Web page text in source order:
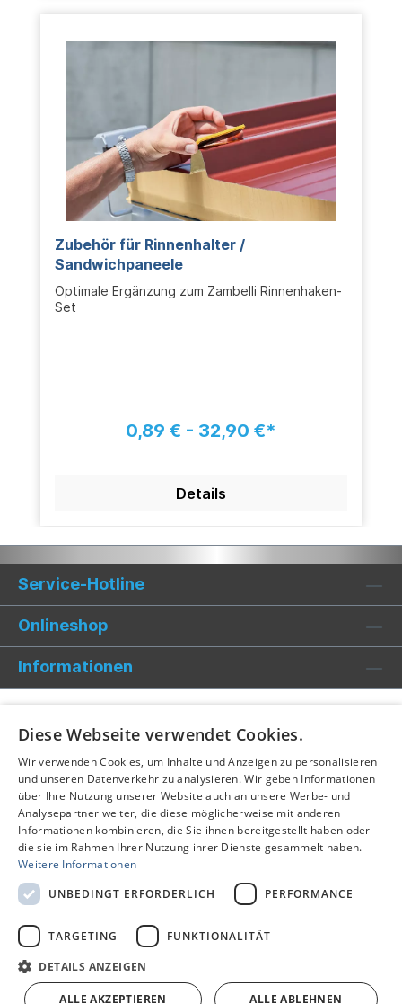
Zubehör für Rinnenhalter /
Sandwichpaneele
Optimale Ergänzung zum Zambelli Rinnenhaken-
Set
0,89 € - 32,90 €*
Details
Service-Hotline
Onlineshop
Informationen
Alle Preise inkl. gesetzl. Mehrwertsteuer zzgl.
und ggf. Nachnahmegebühren, wenn nicht anders
angegeben.
Diese Webseite verwendet Cookies.
Wir verwenden Cookies, um Inhalte und Anzeigen zu personalisieren
und unseren Datenverkehr zu analysieren. Wir geben Informationen
über Ihre Nutzung unserer Website auch an unsere Werbe- und
Analysepartner weiter, die diese möglicherweise mit anderen
Informationen kombinieren, die Sie ihnen bereitgestellt haben oder
die sie im Rahmen Ihrer Nutzung ihrer Dienste gesammelt haben.
Weitere Informationen
UNBEDINGT ERFORDERLICH
PERFORMANCE
TARGETING FUNKTIONALITÄT
DETAILS ANZEIGEN
ALLE AKZEPTIEREN ALLE ABLEHNEN